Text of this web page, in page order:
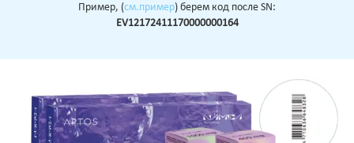
Пример, (см.пример) берем код после SN:
EV12172411170000000164